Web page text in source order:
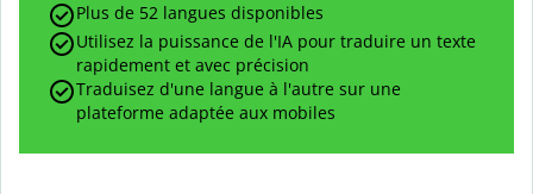
Plus de 52 langues disponibles
Utilisez la puissance de l'IA pour traduire un texte
rapidement et avec précision
Traduisez d'une langue à l'autre sur une
plateforme adaptée aux mobiles